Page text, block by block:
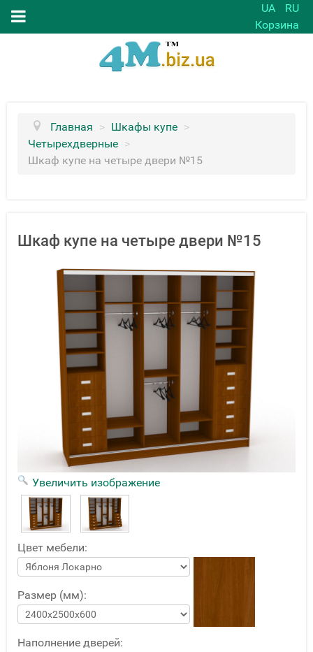
UA
RU
Корзина
Главная > Шкафы купе >
Четырехдверные >
Шкаф купе на четыре двери №15
Шкаф купе на четыре двери №15
Увеличить изображение
Цвет мебели:
Размер (мм):
Наполнение дверей: